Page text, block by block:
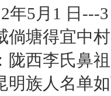
年5月 1 日 ---3
倘塘得宜中
陇西李氏鼻
明族人名单